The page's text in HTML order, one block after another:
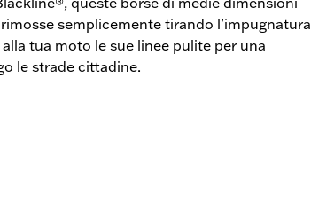
semplicemente tirando l’impugnatura
tua moto le sue linee pulite per una
le strade cittadine.